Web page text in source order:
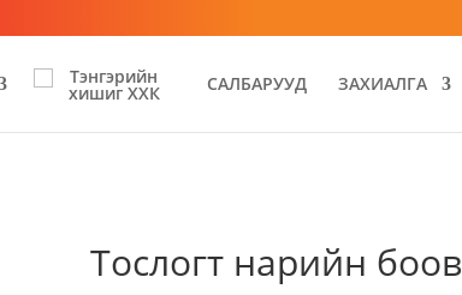
САЛБАРУУД ЗАХИАЛГА
Тослогт нарийн боов